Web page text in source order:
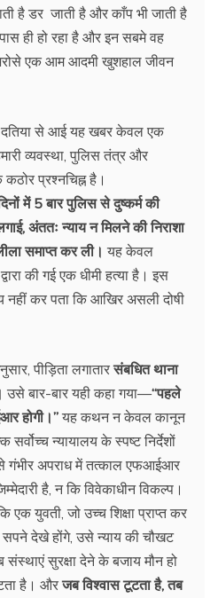
है डर जाती है और काँप भी जाती है
ही हो रहा है और इन सबमे वह
एक आम आदमी खुशहाल जीवन
से आई यह खबर केवल एक
व्यवस्था, पुलिस तंत्र और
प्रश्नचिह्न है।
में 5 बार पुलिस से दुष्कर्म की
अंततः न्याय न मिलने की निराशा
समाप्त कर ली। यह केवल
की गई एक धीमी हत्या है। इस
नहीं कर पता कि आखिर असली दोषी
लगातारसंबधित थाना
उसे बार-बार यही कहा गया—“पहले
होगी।”यह कथन न केवल कानून
सर्वोच्च न्यायालय के स्पष्ट निर्देशों
गंभीर अपराध में तत्काल एफआईआर
है, न कि विवेकाधीन विकल्प।
युवती, जो उच्च शिक्षा प्राप्त कर
देखे होंगे, उसे न्याय की चौखट
संस्थाएं सुरक्षा देने के बजाय मौन हो
है। औरजब विश्वास टूटता है, तब